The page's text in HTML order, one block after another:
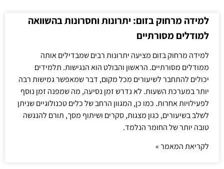
למידה מרחוק בזום: יתרונות וחסרונות בהשוואה
למודלים מסורתיים
למידה מרחוק בזום מציעה יתרונות רבים שמבדילים אותה
ממודלים מסורתיים. הראשון והבולט הוא הנגישות. תלמידים
יכולים להתחבר לשיעורים מכל מקום, דבר שמאפשר גמישות רבה
יותר במערכת השעות. לא נדרש זמן נסיעה, מה שמפנה זמן נוסף
לפעילויות אחרות. כמו כן, המגוון הרחב של כלים טכנולוגיים שניתן
לשלב בשיעורים, כגון מצגות, סקרים ושיתוף מסך, תורם להנגשה
טובה יותר של החומר הנלמד.
לקריאת המאמר »